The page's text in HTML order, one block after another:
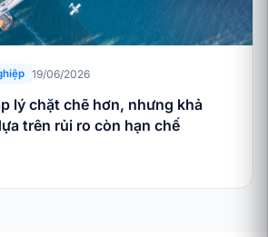
19/06/2026
lý chặt chẽ hơn, nhưng khả
trên rủi ro còn hạn chế